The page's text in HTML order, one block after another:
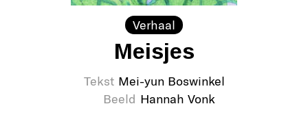
Verhaal
Meisjes
Tekst Mei-yun Boswinkel
Beeld Hannah Vonk